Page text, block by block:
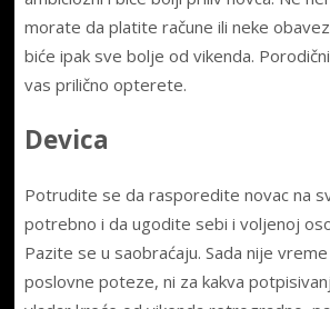
morate da platite račune ili neke
biće ipak sve bolje od vikenda.
vas prilično opterete.
Devica
Potrudite se da rasporedite novac na
potrebno i da ugodite sebi i voljenoj
Pazite se u saobraćaju. Sada nije
poslovne poteze, ni za kakva